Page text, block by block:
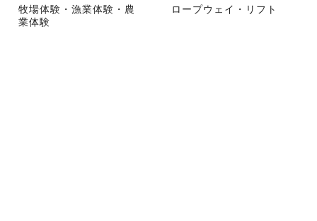
牧場体験・漁業体験・農
業体験
ロープウェイ・リフト